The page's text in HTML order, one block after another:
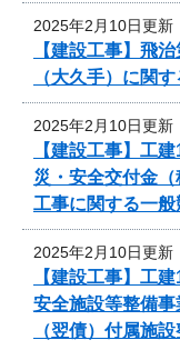
2025年2月10日更新
【建設工事】飛
（大久手）に関
2025年2月10日更新
【建設工事】工
災・安全交付金（
工事に関する一
2025年2月10日更新
【建設工事】工
安全施設等整備
（翌債）付属施